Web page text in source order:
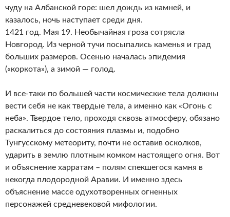
чуду на Албанской горе: шел дождь из камней, и
казалось, ночь наступает среди дня.
1421 год. Мая 19. Необычайная гроза сотрясла
Новгород. Из черной тучи посыпались каменья и град
больших размеров. Осенью началась эпидемия
(«коркота»), а зимой — голод.
И все-таки по большей части космические тела должны
вести себя не как твердые тела, а именно как «Огонь с
неба». Твердое тело, проходя сквозь атмосферу, обязано
раскалиться до состояния плазмы и, подобно
Тунгусскому метеориту, почти не оставив осколков,
ударить в землю плотным комком настоящего огня. Вот
и объяснение харратам – полям спекшегося камня в
некогда плодородной Аравии. И именно здесь
объяснение массе одухотворенных огненных
персонажей средневековой мифологии.